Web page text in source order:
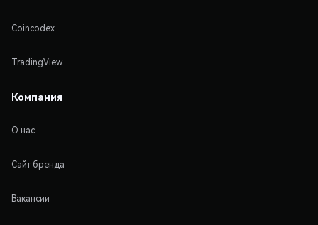
Coincodex
TradingView
Компания
О нас
Сайт бренда
Вакансии